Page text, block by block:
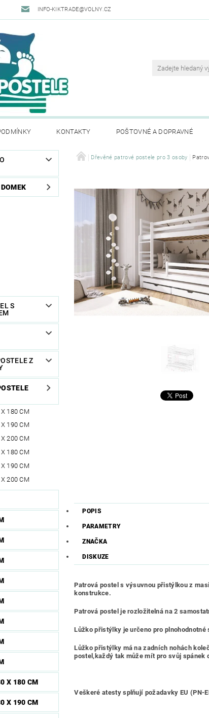
INFO-KIKTRADE@VOLNY.CZ
KONTAKTY POŠTOVNÉ A DOPRAVNÉ
S
Z
180 CM
190 CM
200 CM
180 CM
190 CM
200 CM
X 180 CM
X 190 CM
Dřevěné patrové postele pro 3 osoby
POPIS
PARAMETRY
ZNAČKA
DISKUZE
Patrová postel s výsuvnou přistýlkou z
konstrukce.
Patrová postel je rozložitelná na 2
Lůžko přistýlky je určeno pro
Lůžko přistýlky má na zadních nohách
postel,každý tak může mít pro svůj spánek
Veškeré atesty splňují požadavky EU (PN-